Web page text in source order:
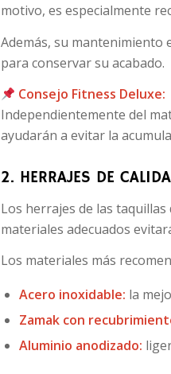
motivo, es especialmente
Además, su
para conservar su acabado.
Consejo Fitness Deluxe:
Independientemente del
ayudarán a evitar la
2. HERRAJES DE
Los herrajes de las
materiales adecuados
Los materiales más
Acero inoxidable: la
Zamak con
Aluminio anodizado: